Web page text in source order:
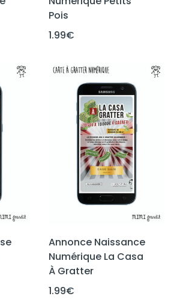
Pois
1.99€
Annonce Naissance
Numérique La Casa
À Gratter
1.99€